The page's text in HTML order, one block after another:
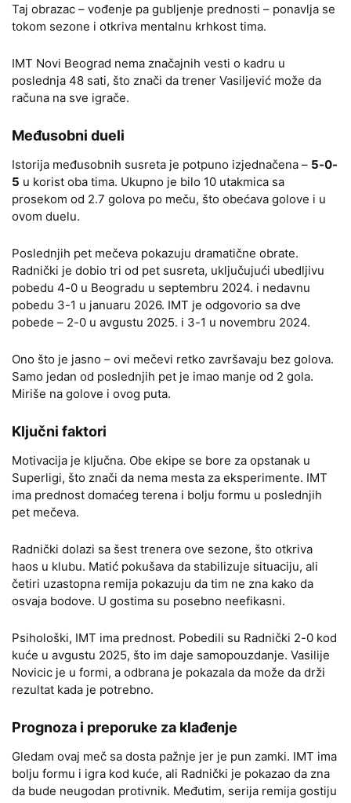
Taj obrazac – vođenje pa gubljenje prednosti – ponavlja se
tokom sezone i otkriva mentalnu krhkost tima.
IMT Novi Beograd nema značajnih vesti o kadru u
poslednja 48 sati, što znači da trener Vasiljević može da
računa na sve igrače.
Međusobni dueli
Istorija međusobnih susreta je potpuno izjednačena – 5-0-
5 u korist oba tima. Ukupno je bilo 10 utakmica sa
prosekom od 2.7 golova po meču, što obećava golove i u
ovom duelu.
Poslednjih pet mečeva pokazuju dramatične obrate.
Radnički je dobio tri od pet susreta, uključujući ubedljivu
pobedu 4-0 u Beogradu u septembru 2024. i nedavnu
pobedu 3-1 u januaru 2026. IMT je odgovorio sa dve
pobede – 2-0 u avgustu 2025. i 3-1 u novembru 2024.
Ono što je jasno – ovi mečevi retko završavaju bez golova.
Samo jedan od poslednjih pet je imao manje od 2 gola.
Miriše na golove i ovog puta.
Ključni faktori
Motivacija je ključna. Obe ekipe se bore za opstanak u
Superligi, što znači da nema mesta za eksperimente. IMT
ima prednost domaćeg terena i bolju formu u poslednjih
pet mečeva.
Radnički dolazi sa šest trenera ove sezone, što otkriva
haos u klubu. Matić pokušava da stabilizuje situaciju, ali
četiri uzastopna remija pokazuju da tim ne zna kako da
osvaja bodove. U gostima su posebno neefikasni.
Psihološki, IMT ima prednost. Pobedili su Radnički 2-0 kod
kuće u avgustu 2025, što im daje samopouzdanje. Vasilije
Novicic je u formi, a odbrana je pokazala da može da drži
rezultat kada je potrebno.
Prognoza i preporuke za klađenje
Gledam ovaj meč sa dosta pažnje jer je pun zamki. IMT ima
bolju formu i igra kod kuće, ali Radnički je pokazao da zna
da bude neugodan protivnik. Međutim, serija remija gostiju